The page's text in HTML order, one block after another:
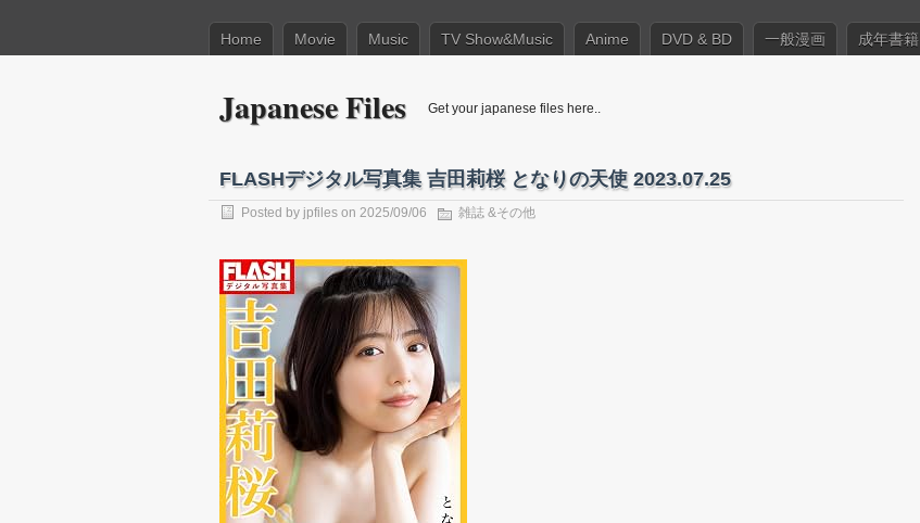
Home Movie Music TV Show&Music Anime DVD & BD 一般漫画 成年書籍
Japanese Files Get your japanese files here..
FLASHデジタル写真集 吉田莉桜 となりの天使 2023.07.25
Posted by jpfiles on 2025/09/06 雑誌 &その他